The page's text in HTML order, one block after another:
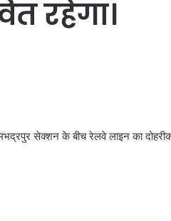
रहेगा।
सेक्शन के बीच रेलवे लाइन का